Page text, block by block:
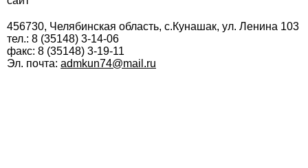
456730, Челябинская область, с.Кунашак, ул. Ленина 103
тел.: 8 (35148) 3-14-06
факс: 8 (35148) 3-19-11
Эл. почта: admkun74@mail.ru